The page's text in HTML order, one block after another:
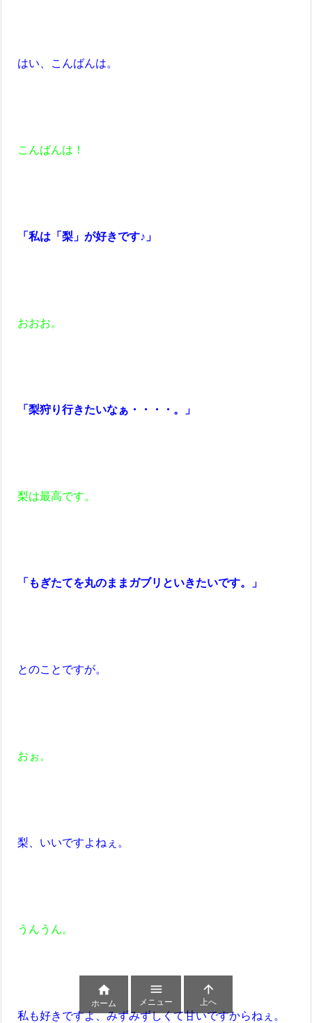
はい、こんばんは。
こんばんは！
「私は「梨」が好きです♪」
おおお。
「梨狩り行きたいなぁ・・・・。」
梨は最高です。
「もぎたてを丸のままガブリといきたいです。」
とのことですが。
おぉ。
梨、いいですよねぇ。
うんうん。
私も好きですよ、みずみずしくて甘いですからねぇ。

ホーム

メニュー

上へ